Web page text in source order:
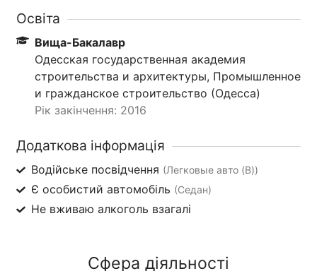
Освіта
Вища-Бакалавр
Одесская государственная академия
строительства и архитектуры, Промышленное
и гражданское строительство (Одесса)
Рік закінчення: 2016
Додаткова інформація
Водійське посвідчення (Легковые авто (B))
Є особистий автомобіль (Седан)
Не вживаю алкоголь взагалі
Сфера діяльності